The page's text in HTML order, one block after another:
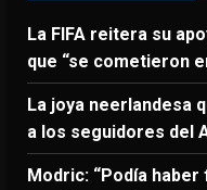
La FIFA reitera su
que “se cometieron
La joya neerlandesa
a los seguidores del
Modric: “Podía